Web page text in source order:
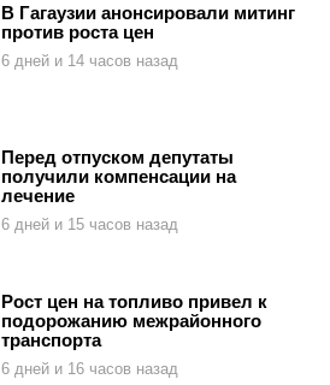
В Гагаузии анонсировали митинг
против роста цен
6 дней и 14 часов назад
Перед отпуском депутаты
получили компенсации на
лечение
6 дней и 15 часов назад
Рост цен на топливо привел к
подорожанию межрайонного
транспорта
6 дней и 16 часов назад